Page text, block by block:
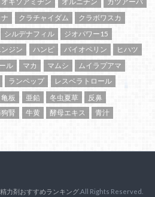
オキソアミヂン オルニチン
カツアーバ
クラチャイダム
クラボワスカ
シルデナフィル
ジオパワー15
ンジン ハンピ バイオペリン
ヒハツ
ル マカ マムシ
ムイラプアマ
ランペップ
レスベラトロール
亀板 亜鉛 冬虫夏草
反鼻
腎 牛黄 酵母エキス
青汁
力剤おすすめランキング.All Rights Reserved.